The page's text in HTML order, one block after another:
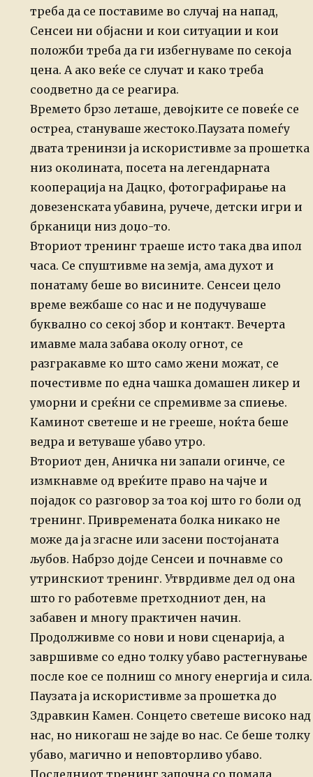
треба да се поставиме во случај на напад,
Сенсеи ни објасни и кои ситуации и кои
положби треба да ги избегнуваме по секоја
цена. А ако веќе се случат и како треба
соодветно да се реагира.
Времето брзо леташе, девојките се повеќе се
остреа, стануваше жестоко.Паузата помеѓу
двата тренинзи ја искористивме за прошетка
низ околината, посета на легендарната
кооперација на Дацко, фотографирање на
довезенската убавина, ручече, детски игри и
брканици низ доџо-то.
Вториот тренинг траеше исто така два ипол
часа. Се спуштивме на земја, ама духот и
понатаму беше во висините. Сенсеи цело
време вежбаше со нас и не подучуваше
буквално со секој збор и контакт. Вечерта
имавме мала забава околу огнот, се
разгракавме ко што само жени можат, се
почестивме по една чашка домашен ликер и
уморни и среќни се спремивме за спиење.
Каминот светеше и не грееше, ноќта беше
ведра и ветуваше убаво утро.
Вториот ден, Аничка ни запали огинче, се
измкнавме од вреќите право на чајче и
појадок со разговор за тоа кој што го боли од
тренинг. Привремената болка никако не
може да ја згасне или засени постојаната
љубов. Набрзо дојде Сенсеи и почнавме со
утринскиот тренинг. Утврдивме дел од она
што го работевме претходниот ден, на
забавен и многу практичен начин.
Продолживме со нови и нови сценарија, а
завршивме со едно толку убаво растегнување
после кое се полниш со многу енергија и сила.
Паузата ја искористивме за прошетка до
Здравкин Камен. Сонцето светеше високо над
нас, но никогаш не зајде во нас. Се беше толку
убаво, магично и неповторливо убаво.